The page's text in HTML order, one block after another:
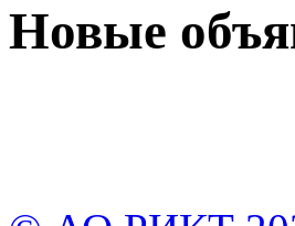
Новые